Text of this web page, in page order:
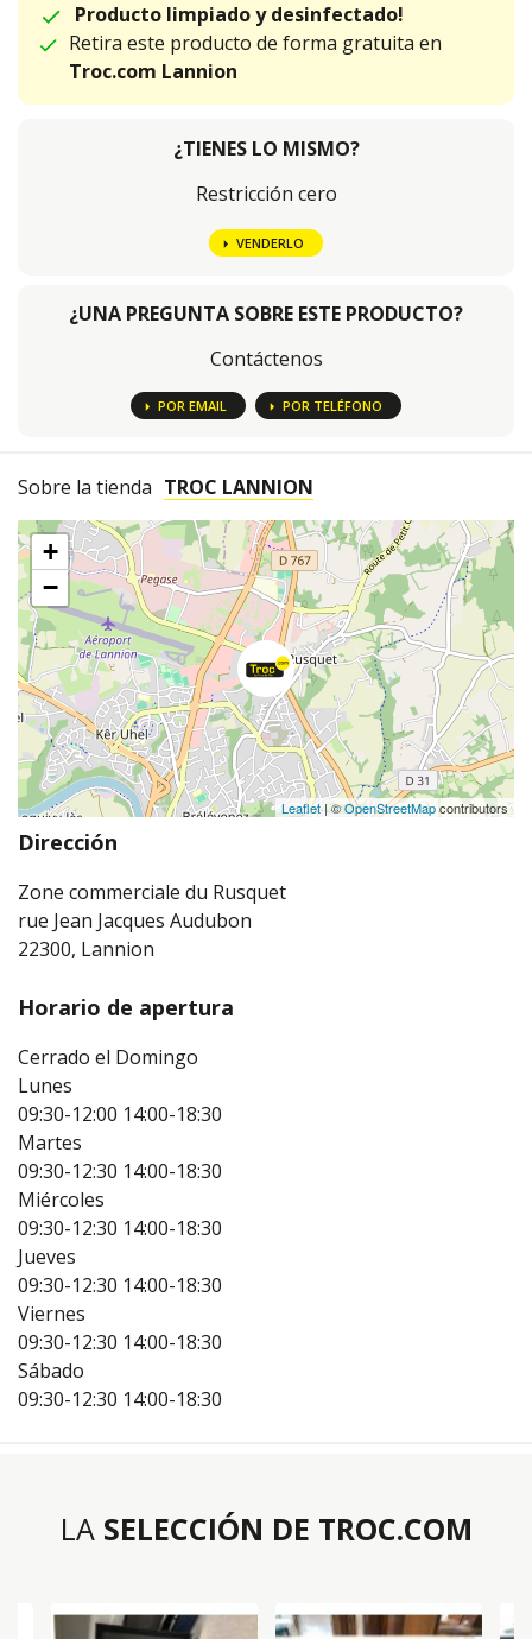
Producto limpiado y desinfectado!
Retira este producto de forma gratuita en
Troc.com Lannion
¿TIENES LO MISMO?
Restricción cero
VENDERLO
¿UNA PREGUNTA SOBRE ESTE PRODUCTO?
Contáctenos
POR EMAIL POR TELÉFONO
Sobre la tienda TROC LANNION
+
−
Leaflet| ©OpenStreetMapcontributors
Dirección
Zone commerciale du Rusquet
rue Jean Jacques Audubon
22300, Lannion
Horario de apertura
Cerrado el Domingo
Lunes
09:30-12:00 14:00-18:30
Martes
09:30-12:30 14:00-18:30
Miércoles
09:30-12:30 14:00-18:30
Jueves
09:30-12:30 14:00-18:30
Viernes
09:30-12:30 14:00-18:30
Sábado
09:30-12:30 14:00-18:30
LA SELECCIÓN DE TROC.COM